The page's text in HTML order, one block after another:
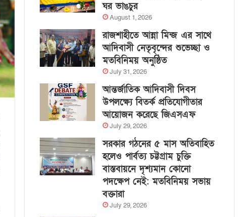
ঘর ভাঙচুর
August 1, 2026
রাজশাহীতে আন্না মিন্জ এর সাথে
আদিবাসী নেতৃবৃন্দের শুভেচ্ছা ও
মতবিনিময় অনুষ্ঠিত
July 31, 2026
আন্তর্জাতিক আদিবাসী দিবস
উপলক্ষ্যে বিতর্ক প্রতিযোগীতার
আয়োজন করেছে জিএসএফ
July 29, 2026
সরকার গঠনের ৫ মাস অতিবাহিত
হলেও পার্বত্য চট্টগ্রাম চুক্তি
বাস্তবায়নে দৃশ্যমান কোনো
পদক্ষেপ নেই: মতবিনিময় সভায়
বক্তারা
July 29, 2026